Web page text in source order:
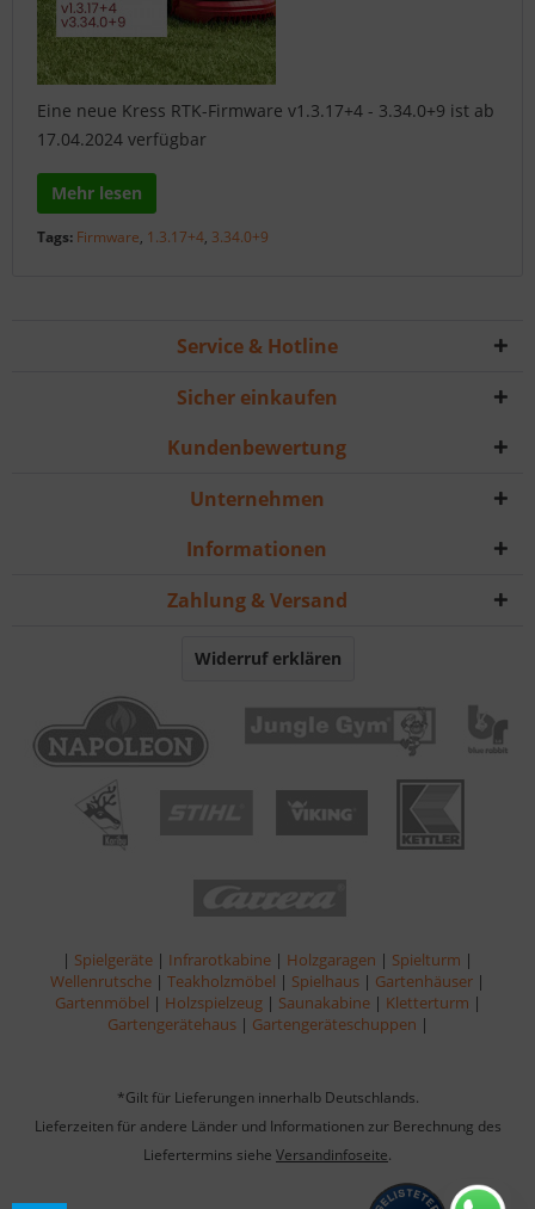
Eine neue Kress RTK-Firmware v1.3.17+4 - 3.34.0+9 ist ab
17.04.2024 verfügbar
Mehr lesen
Tags: Firmware, 1.3.17+4, 3.34.0+9
Service & Hotline
Sicher einkaufen
Kundenbewertung
Unternehmen
Informationen
Zahlung & Versand
Widerruf erklären
| Spielgeräte | Infrarotkabine | Holzgaragen | Spielturm |
Wellenrutsche | Teakholzmöbel | Spielhaus | Gartenhäuser |
Gartenmöbel | Holzspielzeug | Saunakabine | Kletterturm |
Gartengerätehaus | Gartengeräteschuppen |
*Gilt für Lieferungen innerhalb Deutschlands.
Lieferzeiten für andere Länder und Informationen zur Berechnung des
Liefertermins siehe Versandinfoseite.